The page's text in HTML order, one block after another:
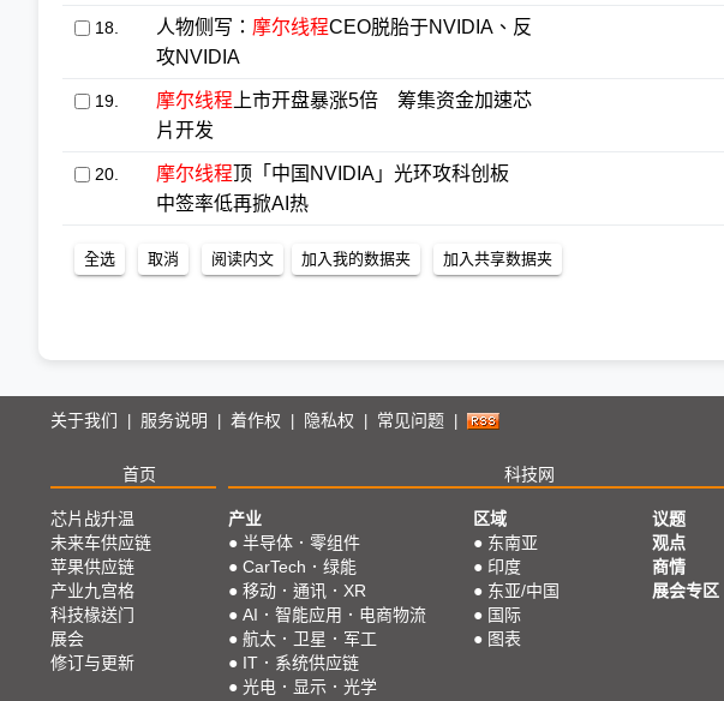
18. 人物侧写： 摩尔线程CEO脱胎于NVIDIA、反
攻NVIDIA
19. 摩尔线程 上市开盘暴涨5倍 筹集资金加速芯
片开发
20. 摩尔线程顶「中国NVIDIA」光环攻科创板
中签率低再掀AI热
关于我们 服务说明 着作权 隐私权 常见问题
首页 科技网
芯片战升温
未来车供应链
苹果供应链
产业九宫格
科技椽送门
展会
修订与更新
产业
● 半导体．零组件
● CarTech．绿能
● 移动．通讯．XR
● AI．智能应用．电商物流
● 航太．卫星．军工
● IT．系统供应链
● 光电．显示．光学
区域
● 东南亚
● 印度
● 东亚/中国
● 国际
● 图表
议题
观点
商情
展会专区